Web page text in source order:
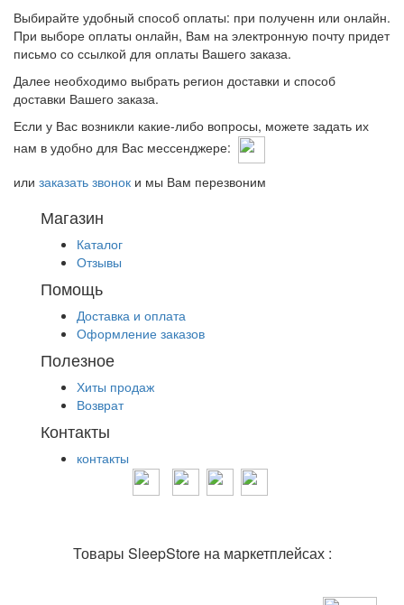
Выбирайте удобный способ оплаты: при полученн или онлайн.
При выборе оплаты онлайн, Вам на электронную почту придет
письмо со ссылкой для оплаты Вашего заказа.
Далее необходимо выбрать регион доставки и способ
доставки Вашего заказа.
Если у Вас возникли какие-либо вопросы, можете задать их
нам в удобно для Вас мессенджере:
или заказать звонок и мы Вам перезвоним
Магазин
Каталог
Отзывы
Помощь
Доставка и оплата
Оформление заказов
Полезное
Хиты продаж
Возврат
Контакты
контакты
Товары SleepStore на маркетплейсах :